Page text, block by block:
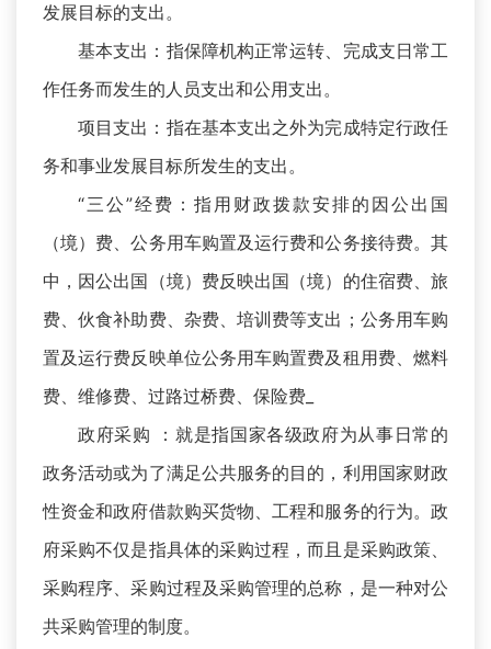
发展目标的支出。
基本支出：指保障机构正常运转、完成支日常工
作任务而发生的人员支出和公用支出。
项目支出：指在基本支出之外为完成特定行政任
务和事业发展目标所发生的支出。
“三公”经费：指用财政拨款安排的因公出国
（境）费、公务用车购置及运行费和公务接待费。其
中，因公出国（境）费反映出国（境）的住宿费、旅
费、伙食补助费、杂费、培训费等支出；公务用车购
置及运行费反映单位公务用车购置费及租用费、燃料
费、维修费、过路过桥费、保险费_
政府采购 ：就是指国家各级政府为从事日常的
政务活动或为了满足公共服务的目的，利用国家财政
性资金和政府借款购买货物、工程和服务的行为。政
府采购不仅是指具体的采购过程，而且是采购政策、
采购程序、采购过程及采购管理的总称，是一种对公
共采购管理的制度。